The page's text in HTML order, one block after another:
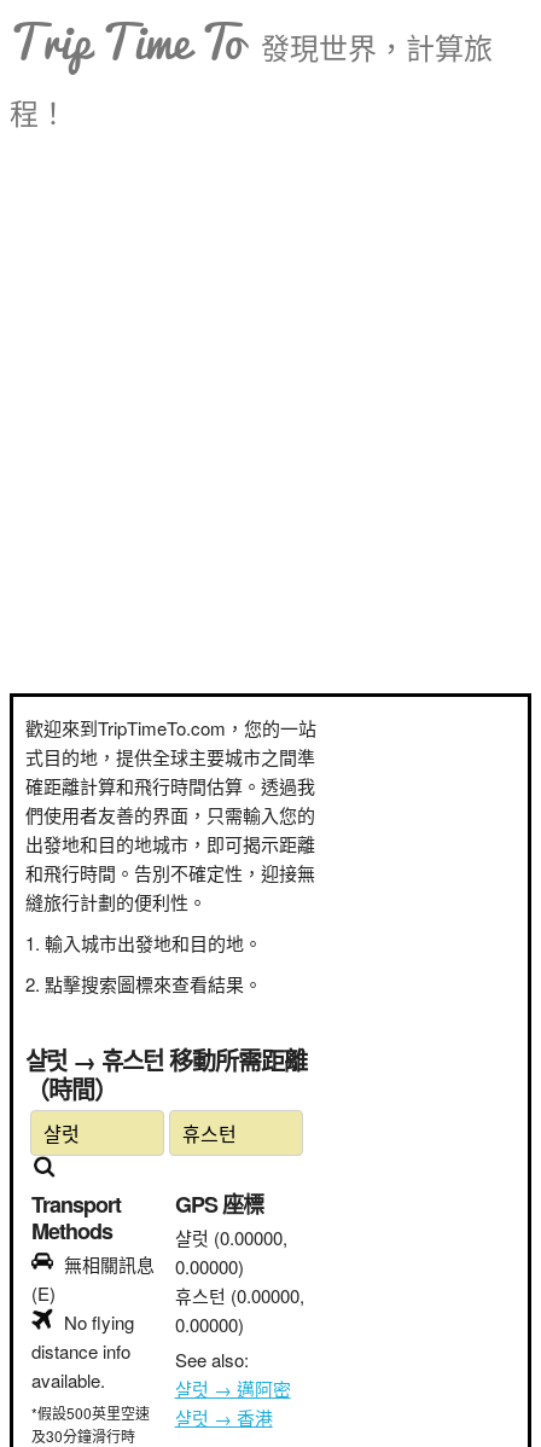
Trip Time To 發現世界，計算旅
程！
歡迎來到TripTimeTo.com，您的一站
式目的地，提供全球主要城市之間準
確距離計算和飛行時間估算。透過我
們使用者友善的界面，只需輸入您的
出發地和目的地城市，即可揭示距離
和飛行時間。告別不確定性，迎接無
縫旅行計劃的便利性。
輸入城市出發地和目的地。
點擊搜索圖標來查看結果。
샬럿 → 휴스턴 移動所需距離
（時間）
Transport
Methods
無相關訊息
(E)
No flying
distance info
available.
*假設500英里空速
及30分鐘滑行時
GPS 座標
샬럿 (0.00000,
0.00000)
휴스턴 (0.00000,
0.00000)
See also:
샬럿 → 邁阿密
샬럿 → 香港